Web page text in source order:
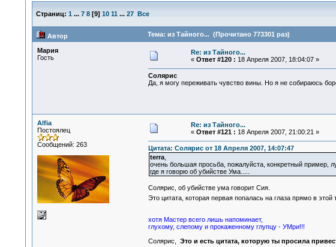
Страниц: 1 ... 7 8[9] 10 11 ... 27 Все
Автор Тема: из Тайного... (Прочитано 773301 раз)
Мария
Гость
Re: из Тайного...
« Ответ #120 : 18 Апреля 2007, 18:04:07 »
Солярис
Да, я могу переживать чувство вины. Но я не собираюсь
Alfia
Постоялец
Сообщений: 263
Re: из Тайного...
« Ответ #121 : 18 Апреля 2007, 21:00:21 »
Цитата: Солярис от 18 Апреля 2007, 14:07:47
terra,
очень большая просьба, пожалуйста, конкретный пример,
где я говорю об убийстве Ума.....
Солярис, об убийстве ума говорит Сия.
Это цитата, которая первая попалась на глаза прямо в
хотя Мастер всего лишь напоминает,
глухому, слепому и прокаженному глупцу - УМри!!!
Солярис, Это и есть цитата, которую ты просила